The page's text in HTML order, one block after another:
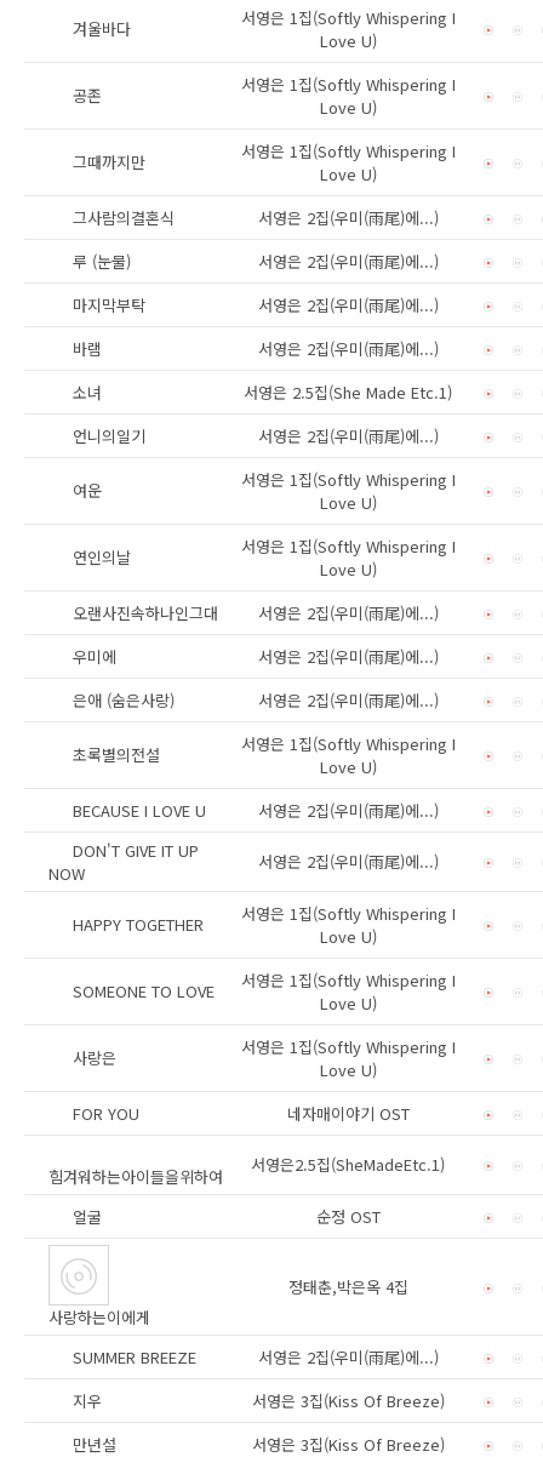
겨울바다
서영은 1집(Softly Whispering I
Love U)
공존
서영은 1집(Softly Whispering I
Love U)
그때까지만
서영은 1집(Softly Whispering I
Love U)
그사람의결혼식
서영은 2집(우미(雨尾)에...)
루 (눈물)
서영은 2집(우미(雨尾)에...)
마지막부탁
서영은 2집(우미(雨尾)에...)
바램
서영은 2집(우미(雨尾)에...)
소녀
서영은 2.5집(She Made Etc.1)
언니의일기
서영은 2집(우미(雨尾)에...)
여운
서영은 1집(Softly Whispering I
Love U)
연인의날
서영은 1집(Softly Whispering I
Love U)
오랜사진속하나인그대
서영은 2집(우미(雨尾)에...)
우미에
서영은 2집(우미(雨尾)에...)
은애 (숨은사랑)
서영은 2집(우미(雨尾)에...)
초록별의전설
서영은 1집(Softly Whispering I
Love U)
BECAUSE I LOVE U
서영은 2집(우미(雨尾)에...)
DON'T GIVE IT UP
NOW
서영은 2집(우미(雨尾)에...)
HAPPY TOGETHER
서영은 1집(Softly Whispering I
Love U)
SOMEONE TO LOVE
서영은 1집(Softly Whispering I
Love U)
사랑은
서영은 1집(Softly Whispering I
Love U)
FOR YOU
네자매이야기 OST
힘겨워하는아이들을위하여
서영은2.5집(SheMadeEtc.1)
얼굴 순정 OST
사랑하는이에게
정태춘,박은옥 4집
SUMMER BREEZE
서영은 2집(우미(雨尾)에...)
지우
서영은 3집(Kiss Of Breeze)
만년설
서영은 3집(Kiss Of Breeze)